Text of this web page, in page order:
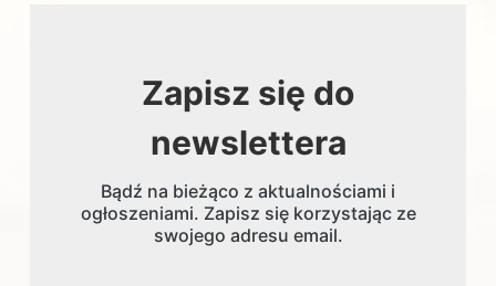
Zapisz się do
newslettera
Bądź na bieżąco z aktualnościami i
ogłoszeniami. Zapisz się korzystając ze
swojego adresu email.